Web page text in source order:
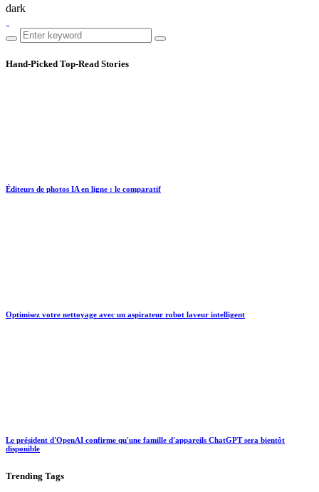
dark
Hand-Picked Top-Read Stories
Éditeurs de photos IA en ligne : le comparatif
Optimisez votre nettoyage avec un aspirateur robot laveur intelligent
Le président d'OpenAI confirme qu'une famille d'appareils ChatGPT sera bientôt
disponible
Trending Tags